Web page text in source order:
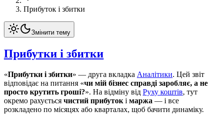
Прибуток і збитки
Змінити тему
Прибутки і збитки
«Прибутки і збитки» — друга вкладка Аналітики. Цей звіт
відповідає на питання «чи мій бізнес справді заробляє, а не
просто крутить гроші?». На відміну від Руху коштів, тут
окремо рахується чистий прибуток і маржа — і все
розкладено по місяцях або кварталах, щоб бачити динаміку.